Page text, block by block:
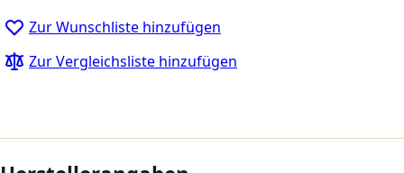
Zur Wunschliste hinzufügen
Zur Vergleichsliste hinzufügen